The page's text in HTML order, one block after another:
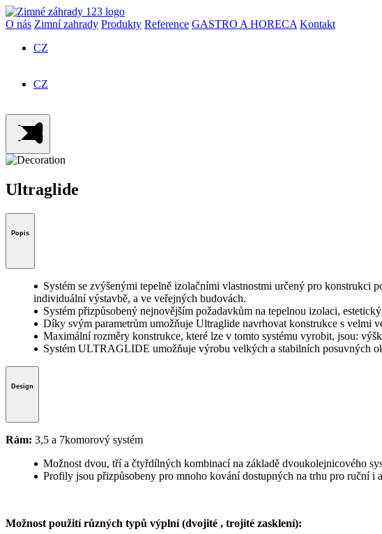
O nás Zimní zahrady Produkty Reference GASTRO A HORECA Kontakt
CZ
CZ
Ultraglide
Popis
Systém se zvýšenými tepelně izolačními vlastnostmi určený pro
individuální výstavbě, a ve veřejných budovách.
Systém přizpůsobený nejnovějším požadavkům na tepelnou izolaci,
Díky svým parametrům umožňuje Ultraglide navrhovat konstrukce s velmi
Maximální rozměry konstrukce, které lze v tomto systému vyrobit, jsou:
Systém ULTRAGLIDE umožňuje výrobu velkých a stabilních posuvných
Design
Rám: 3,5 a 7komorový systém
Možnost dvou, tří a čtyřdílných kombinací na základě dvoukolejnicového
Profily jsou přizpůsobeny pro mnoho kování dostupných na trhu pro ruční i
Možnost použití různých typů výplní (dvojité , trojité zasklení):